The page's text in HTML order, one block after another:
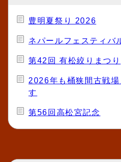
豊明夏祭り 2026
ネパールフェスティバ
第42回 有松絞りまつり
2026年も桶狭間古戦場
す
第56回高松宮記念